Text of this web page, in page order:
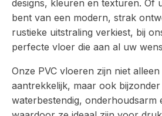
designs, kleuren en texturen. Of
bent van een modern, strak
rustieke uitstraling verkiest, bij
perfecte vloer die aan al uw
Onze PVC vloeren zijn niet
aantrekkelijk, maar ook
waterbestendig, onderhoudsarm